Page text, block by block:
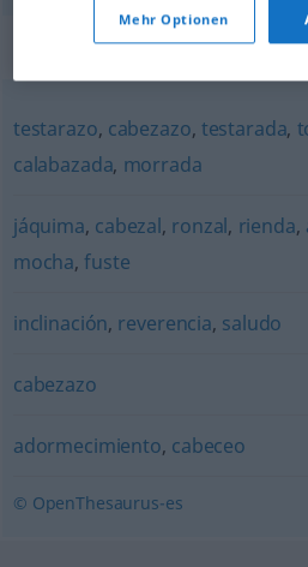
Synonyme für
testarazo, cabezazo, testarada,
calabazada, morrada
jáquima, cabezal, ronzal, rienda,
mocha,fuste
inclinación, reverencia, saludo
cabezazo
adormecimiento, cabeceo
© OpenThesaurus-es
Mehr Optionen